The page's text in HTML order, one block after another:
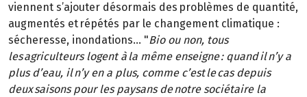
viennent s’ajouter désormais des problèmes de quantité,
augmentés et répétés par le changement climatique :
sécheresse, inondations… "Bio ou non, tous
les agriculteurs logent à la même enseigne : quand il n’y a
plus d’eau, il n’y en a plus, comme c’est le cas depuis
deux saisons pour les paysans de notre sociétaire la